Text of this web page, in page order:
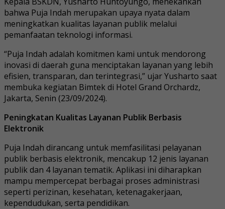
bahwa Puja Indah merupakan upaya nyata dalam
meningkatkan kualitas layanan publik melalui
pemanfaatan teknologi informasi.
“Puja Indah adalah komitmen kami untuk mendorong
inovasi di daerah guna menciptakan layanan yang lebih
efisien, transparan, dan terintegrasi,” ujar Yusharto saat
membuka kegiatan Bimtek di Hotel Grand Orchardz,
Jakarta, Senin (23/09/2024).
Peningkatan Kualitas Layanan Publik Berbasis
Elektronik
Puja Indah dirancang untuk memfasilitasi pelayanan
publik berbasis elektronik, mencakup 12 jenis layanan
publik dan 4 layanan tematik. Aplikasi ini diharapkan
mampu mempercepat berbagai proses administrasi
seperti perizinan, kesehatan, ketenagakerjaan,
kependudukan, serta pendidikan.